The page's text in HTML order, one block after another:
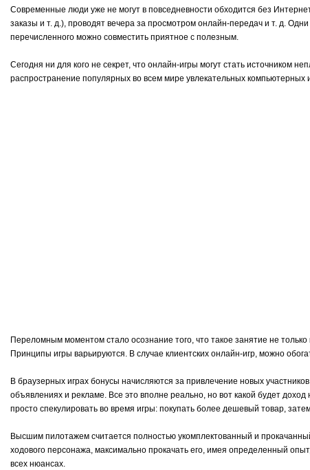
Современные люди уже не могут в повседневности обходится без
заказы и т. д.), проводят вечера за просмотром онлайн-передач и т. д.
перечисленного можно совместить приятное с полезным.
Сегодня ни для кого не секрет, что онлайн-игры могут стать источником
распространение популярных во всем мире увлекательных компьютерных
Переломным моментом стало осознание того, что такое занятие не
Принципы игры варьируются. В случае клиентских онлайн-игр, можно
В браузерных играх бонусы начисляются за привлечение новых
объявлениях и рекламе. Все это вполне реально, но вот какой будет
просто спекулировать во время игры: покупать более дешевый товар,
Высшим пилотажем считается полностью укомплектованный и
ходового персонажа, максимально прокачать его, имея определенный
всех нюансах.